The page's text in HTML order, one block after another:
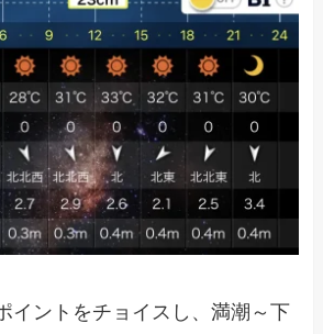
イントをチョイスし、満潮～下